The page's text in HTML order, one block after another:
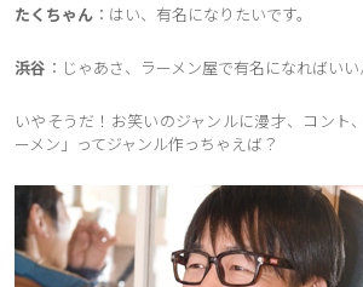
たくちゃん ：はい、有名になりたいです。
浜谷 ：じゃあさ、ラーメン屋で有名になればい
いやそうだ！お笑いのジャンルに漫才、コント
ーメン」ってジャンル作っちゃえば？